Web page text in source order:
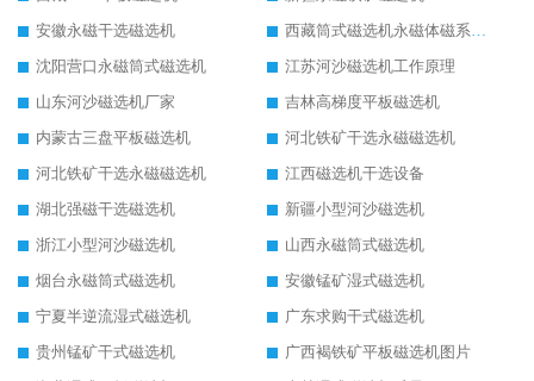
安徽永磁干选磁选机
西藏筒式磁选机永磁体磁系设计
沈阳营口永磁筒式磁选机
江苏河沙磁选机工作原理
山东河沙磁选机厂家
吉林高梯度平板磁选机
内蒙古三盘平板磁选机
河北铁矿干选永磁磁选机
河北铁矿干选永磁磁选机
江西磁选机干选设备
湖北强磁干选磁选机
新疆小型河沙磁选机
浙江小型河沙磁选机
山西永磁筒式磁选机
烟台永磁筒式磁选机
安徽锰矿湿式磁选机
宁夏半逆流湿式磁选机
广东求购干式磁选机
贵州锰矿干式磁选机
广西褐铁矿平板磁选机图片